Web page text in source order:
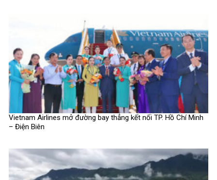
Vietnam Airlines mở đường bay thẳng kết nối TP. Hồ Chí Minh
– Điện Biên